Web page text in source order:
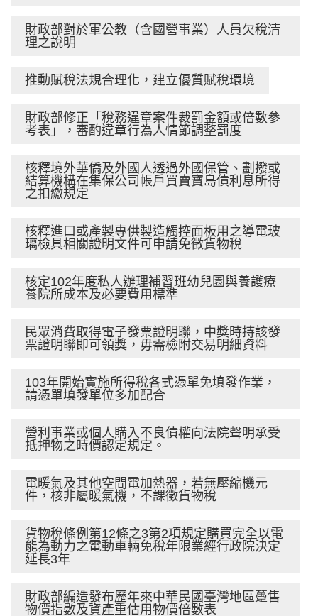
財政部對於軍公教（含國營事業）人員欠稅清
理之說明
推動賦稅法規合理化，建立優質賦稅環境
財政部修正「稅務違章案件裁罰金額或倍數參
考表」，審酌違章行為人情節調整罰度
核釋境外華僑及外國人透過外國保管、劃撥或
結算機構在集保公司帳戶買賣寶島債利息所得
之扣繳規定
核釋進口或產製專供製造觸控面板用之導電玻
璃檢具相關證明文件可申請免徵貨物稅
核定102年度私人辦理補習班幼兒園與養護療
養院所成本及必要費用標準
民眾消費取得電子發票證明聯，中獎時持該發
票證明聯即可領獎，毋需檢附交易明細資料
103年開始實施所得稅各式憑單免填發作業，
請憑單填發單位多加配合
營利事業或個人購入不良債權向法院聲明承受
抵押物之時價認定規定。
電暖氣及其他空間電加熱器，若無壓縮機元
件，核非屬暖氣機，不課徵貨物稅
貨物稅條例第12條之3第2項規定購買完全以電
能為動力之電動車輛免稅年限業經行政院決定
延長3年
財政部編造發布歷年來中華民國臺灣地區躉售
物價指數及資產重估用物價倍數表